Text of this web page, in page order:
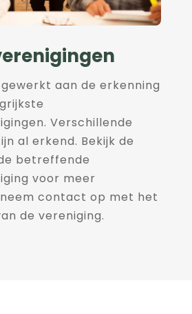
aan de erkenning
Verschillende
al erkend. Bekijk de
betreffende
voor meer
contact op met het
de vereniging.